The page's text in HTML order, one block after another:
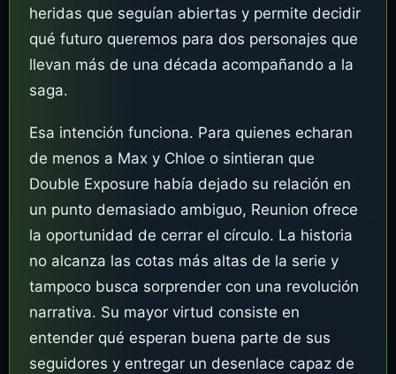
heridas que seguían abiertas y permite decidir
qué futuro queremos para dos personajes que
llevan más de una década acompañando a la
saga.
Esa intención funciona. Para quienes echaran
de menos a Max y Chloe o sintieran que
Double Exposure había dejado su relación en
un punto demasiado ambiguo, Reunion ofrece
la oportunidad de cerrar el círculo. La historia
no alcanza las cotas más altas de la serie y
tampoco busca sorprender con una revolución
narrativa. Su mayor virtud consiste en
entender qué esperan buena parte de sus
seguidores y entregar un desenlace capaz de